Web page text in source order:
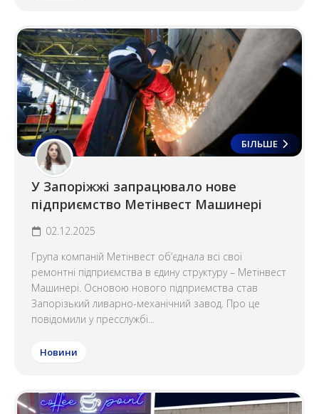
БІЛЬШЕ
У Запоріжжі запрацювало нове
підприємство Метінвест Машинері
02.12.2025
Група компаній Метінвест об’єднала всі свої
ремонтні підприємства в єдину структуру – Метінвест
Машинері. Основою нового підприємства став
Запорізький ливарно-механічний завод. Про це
повідомили у пресслужбі...
Новини